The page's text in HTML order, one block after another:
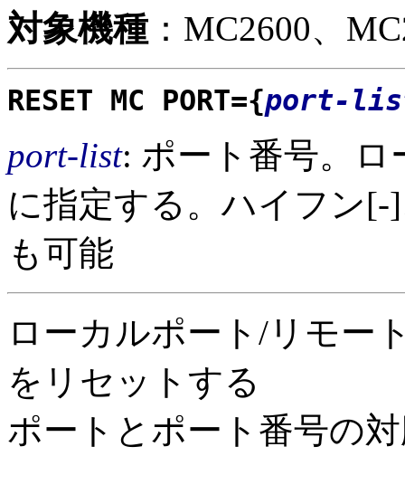
対象機種 ：MC2600、
RESET MC PORT={port-
port-list: ポート番号。
に指定する。ハイフン
も可能
ローカルポート/リモー
をリセットする
ポートとポート番号の